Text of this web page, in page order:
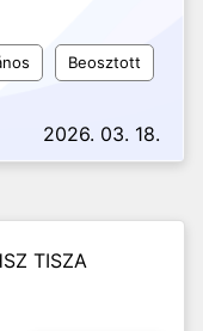
Beosztott
2026. 03. 18.
TISZA